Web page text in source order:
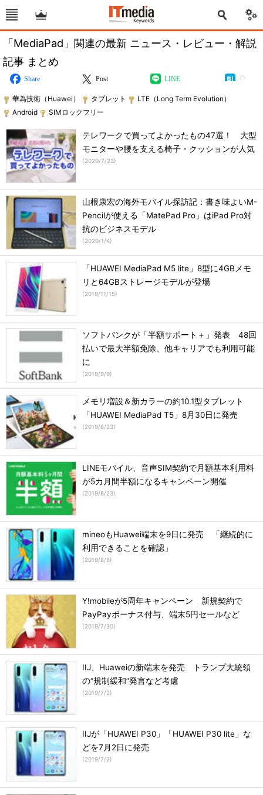
「MediaPad」関連の最新 ニュース・レビュー・解説
記事 まとめ
Share Post LINE
華為技術（Huawei） タブレット
LTE（Long Term Evolution）
Android
SIMロックフリー
テレワークで買ってよかったもの47選！ 大型
モニターや腰を支える椅子・クッションが人気
(2020/7/23)
山根康宏の海外モバイル探訪記：書き味よいM-
Pencilが使える「MatePad Pro」はiPad Pro対
抗のビジネスモデル
(2020/1/4)
「HUAWEI MediaPad M5 lite」8型に4GBメモ
リと64GBストレージモデルが登場
(2019/11/15)
ソフトバンクが「半額サポート＋」発表 48回
払いで最大半額免除、他キャリアでも利用可能
に
(2019/9/9)
メモリ増設＆新カラーの約10.1型タブレット
「HUAWEI MediaPad T5」8月30日に発売
(2019/8/23)
LINEモバイル、音声SIM契約で月額基本利用料
が5カ月間半額になるキャンペーン開催
(2019/8/23)
mineoもHuawei端末を9日に発売 「継続的に
利用できることを確認」
(2019/8/8)
Y!mobileが5周年キャンペーン 新規契約で
PayPayボーナス付与、端末5円セールなど
(2019/7/30)
IIJ、Huaweiの新端末を発売 トランプ大統領
の“規制緩和”発言など考慮
(2019/7/2)
IIJが「HUAWEI P30」「HUAWEI P30 lite」な
どを7月2日に発売
(2019/7/2)